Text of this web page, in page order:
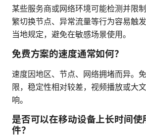
某些服务商或网络环境可能检测并限
繁切换节点、异常流量等行为容易触
当地规定，避免在敏感场景使用。
免费方案的速度通常如何？
速度因地区、节点、网络拥堵而异。
限，稳定性相对较差，视频播放或大
响。
是否可以在移动设备上长时间使
件？